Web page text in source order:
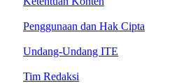
Penggunaan dan Hak Cipta
Undang-Undang ITE
Tim Redaksi